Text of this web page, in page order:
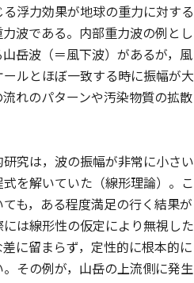
浮力効果が地球の重力に対する
波である。内部重力波の例とし
岳波（＝風下波）があるが，風
ルとほぼ一致する時に振幅が大
れのパターンや汚染物質の拡散
究は，波の振幅が非常に小さい
を解いていた（線形理論）。こ
も，ある程度満足の行く結果が
は線形性の仮定により無視した
に留まらず，定性的に根本的に
その例が，山岳の上流側に発生